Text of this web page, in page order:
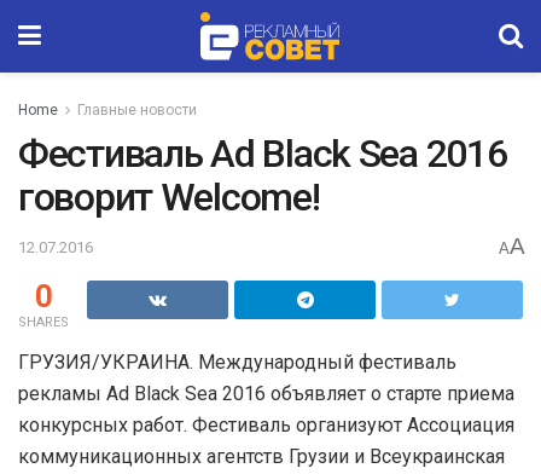
Home Главные новости
Фестиваль Ad Black Sea 2016
говорит Welcome!
12.07.2016 AA
0
SHARES
ГРУЗИЯ/УКРАИНА. Международный фестиваль
рекламы Ad Black Sea 2016 объявляет о старте приема
конкурсных работ. Фестиваль организуют Ассоциация
коммуникационных агентств Грузии и Всеукраинская